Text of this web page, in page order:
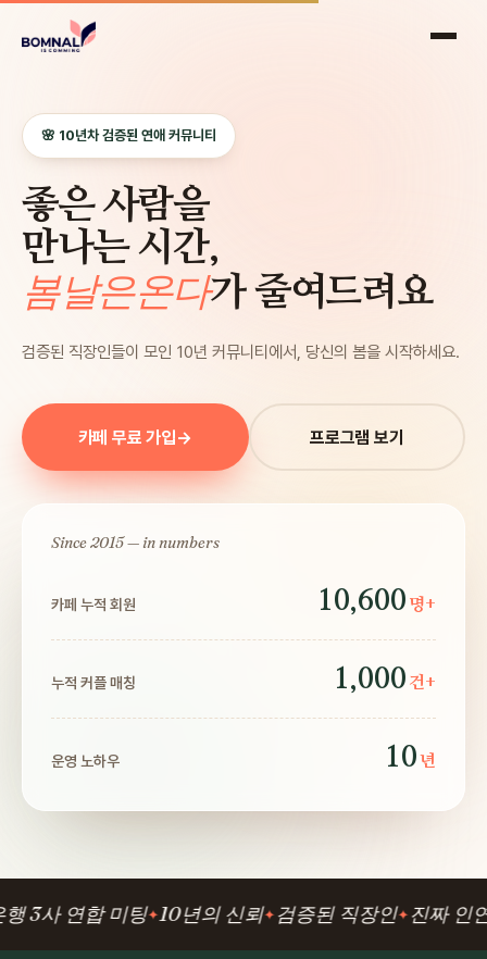
🌸 10년차 검증된 연애 커뮤니티
좋은 사람을
만나는 시간,
봄날은온다가 줄여드려요
검증된 직장인들이 모인 10년 커뮤니티에서, 당신의 봄을 시작하세요.
카페 무료 가입→ 프로그램 보기
Since 2015 — in numbers
카페 누적 회원 10,600 명+
누적 커플 매칭 1,000 건+
운영 노하우 10년
사 연합 미팅 10년의 신뢰 검증된 직장인 진짜 인연